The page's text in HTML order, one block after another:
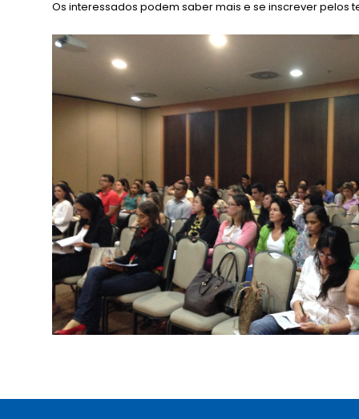
Os interessados podem saber mais e se inscrever pelos